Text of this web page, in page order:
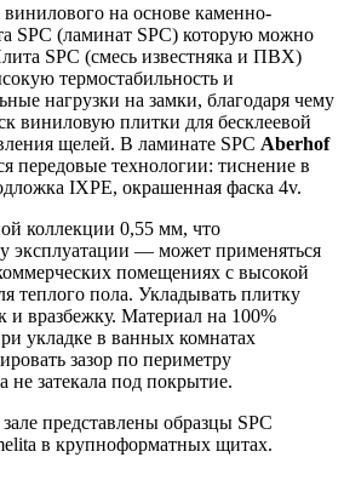
на основе каменно-
SPC (ламинат SPC) которую можно
SPC (смесь известняка и ПВХ)
термостабильность и
нагрузки на замки, благодаря чему
виниловую плитки для бесклеевой
щелей. В ламинате SPC Aberhof
передовые технологии: тиснение в
IXPE, окрашенная фаска 4v.
коллекции 0,55 мм, что
эксплуатации — может применяться
помещениях с высокой
теплого пола. Укладывать плитку
и вразбежку. Материал на 100%
укладке в ванных комнатах
зазор по периметру
затекала под покрытие.
представлены образцы SPC
в крупноформатных щитах.